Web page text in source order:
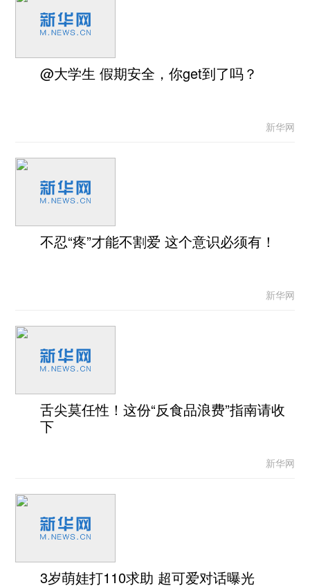
@大学生 假期安全，你get到了吗？
新华网
不忍“疼”才能不割爱 这个意识必须有！
新华网
舌尖莫任性！这份“反食品浪费”指南请收
下
新华网
3岁萌娃打110求助 超可爱对话曝光